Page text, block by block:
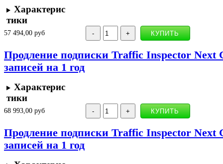
Характерис
тики
57 494,00 руб
Продление подписки Traffic Inspector Next
записей на 1 год
Характерис
тики
68 993,00 руб
Продление подписки Traffic Inspector Next
записей на 1 год